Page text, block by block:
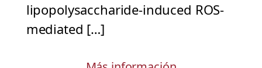
lipopolysaccharide-induced ROS-
mediated […]